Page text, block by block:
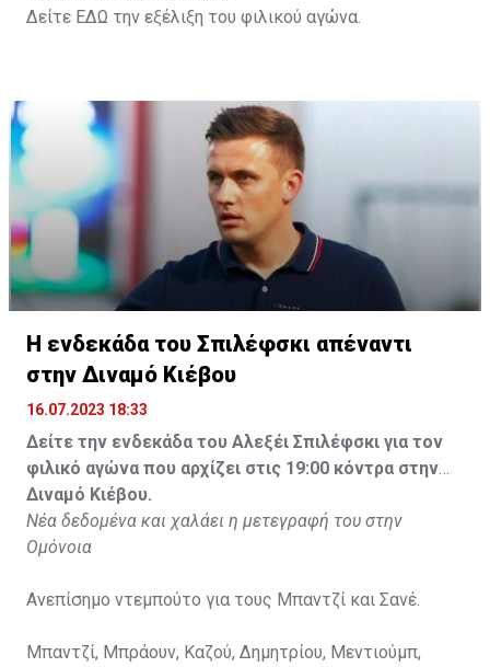
Δείτε ΕΔΩ την εξέλιξη του φιλικού αγώνα.
Η ενδεκάδα του Σπιλέφσκι απέναντι
στην Διναμό Κιέβου
16.07.2023 18:33
Δείτε την ενδεκάδα του Αλεξέι Σπιλέφσκι για τον
φιλικό αγώνα που αρχίζει στις 19:00 κόντρα στην
Διναμό Κιέβου.
Νέα δεδομένα και χαλάει η μετεγραφή του στην
Ομόνοια
Ανεπίσημο ντεμπούτο για τους Μπαντζί και Σανέ.
Μπαντζί, Μπράουν, Καζού, Δημητρίου, Μεντιούμπ,